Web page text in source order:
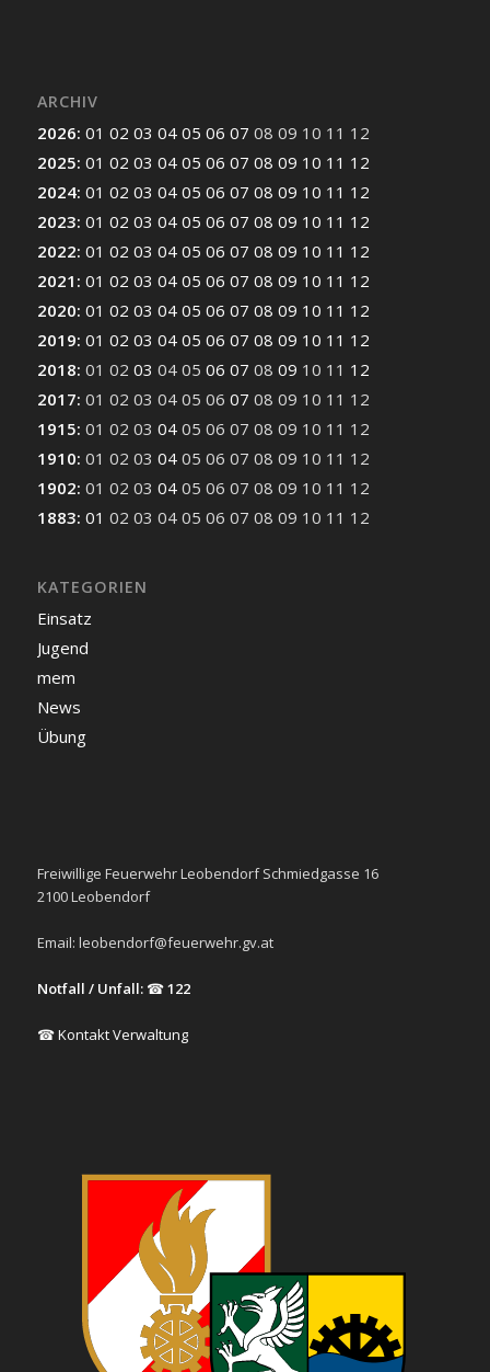
ARCHIV
2026: 01 02 03 04 05 06 07 08 09 10 11 12
2025: 01 02 03 04 05 06 07 08 09 10 11 12
2024: 01 02 03 04 05 06 07 08 09 10 11 12
2023: 01 02 03 04 05 06 07 08 09 10 11 12
2022: 01 02 03 04 05 06 07 08 09 10 11 12
2021 : 01 02 03 04 05 06 07 08 09 10 11 12
2020: 01 02 03 04 05 06 07 08 09 10 11 12
2019: 01 02 03 04 05 06 07 08 09 10 11 12
2018: 01 02 03 04 05 06 07 08 09 10 11 12
2017: 01 02 03 04 05 06 07 08 09 10 11 12
1915: 01 02 03 04 05 06 07 08 09 10 11 12
1910: 01 02 03 04 05 06 07 08 09 10 11 12
1902: 01 02 03 04 05 06 07 08 09 10 11 12
1883: 01 02 03 04 05 06 07 08 09 10 11 12
KATEGORIEN
Einsatz
Jugend
mem
News
Übung
Freiwillige Feuerwehr Leobendorf Schmiedgasse 16
2100 Leobendorf
Email: leobendorf@feuerwehr.gv.at
Notfall / Unfall:☎122
☎ Kontakt Verwaltung